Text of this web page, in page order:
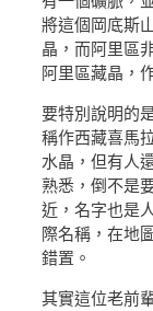
將這個岡底斯
晶，而阿里區
阿里區藏晶，
要特別說明的
稱作西藏喜馬
水晶，但有人
熟悉，倒不是
近，名字也是
際名稱，在地
錯置。
其實這位老前